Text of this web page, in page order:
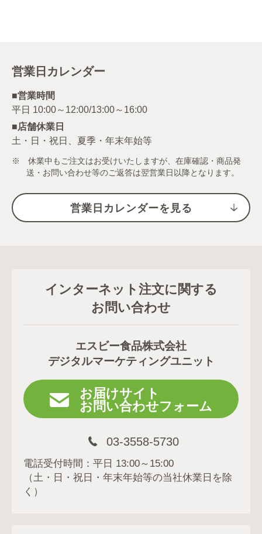
営業日カレンダー
■営業時間
■店舗休業日
土・日・祝日、夏季・年末年始等
※ 休業中もご注文はお受けいたしますが、在庫確認・商品発
送・お問い合わせ等のご返答は翌営業日以降となります。
営業日カレンダーを見る
インターネット注文に関する
お問い合わせ
エスビー食品株式会社
デジタルマーケティングユニット
お届けサイト
お問い合わせフォーム
03-3558-5730
電話受付時間：平日 13:00～15:00
（土・日・祝日・年末年始等の当社休業日を除
く）